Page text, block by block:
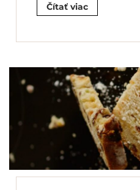
Čítať viac